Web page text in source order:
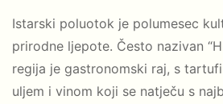
Istarski poluotok je polumesec
prirodne ljepote. Često nazivan
regija je gastronomski raj, s
uljem i vinom koji se natječu s